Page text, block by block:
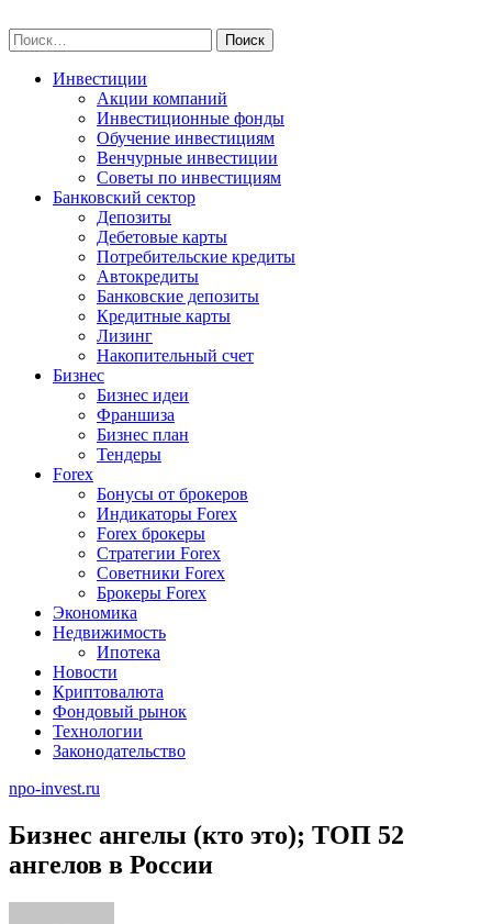
to
content
Найти:
Инвестиции
Акции компаний
Инвестиционные фонды
Обучение инвестициям
Венчурные инвестиции
Советы по инвестициям
Банковский сектор
Депозиты
Дебетовые карты
Потребительские кредиты
Автокредиты
Банковские депозиты
Кредитные карты
Лизинг
Накопительный счет
Бизнес
Бизнес идеи
Франшиза
Бизнес план
Тендеры
Forex
Бонусы от брокеров
Индикаторы Forex
Forex брокеры
Стратегии Forex
Советники Forex
Брокеры Forex
Экономика
Недвижимость
Ипотека
Новости
Криптовалюта
Фондовый рынок
Технологии
Законодательство
npo-invest.ru
Бизнес ангелы (кто это); ТОП 52
ангелов в России